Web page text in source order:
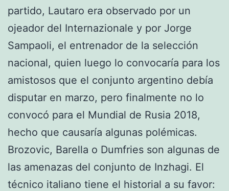
partido, Lautaro era observado por un
ojeador del Internazionale y por Jorge
Sampaoli, el entrenador de la selección
nacional, quien luego lo convocaría para los
amistosos que el conjunto argentino debía
disputar en marzo, pero finalmente no lo
convocó para el Mundial de Rusia 2018,
hecho que causaría algunas polémicas.
Brozovic, Barella o Dumfries son algunas de
las amenazas del conjunto de Inzhagi. El
técnico italiano tiene el historial a su favor: